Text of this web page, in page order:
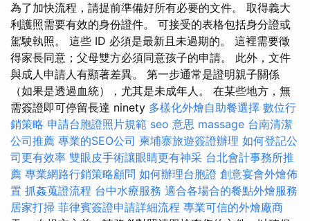
為了加快流程，請提前準備好所有必要的文件。 取得義大
利護照需要有效的身份證件。 可接受的表格包括身分證或
駕駛執照。 這些 ID 必須是最新且未過期的。 這裡需要徵
得家長同意；父母雙方必須同意孩子的申請。 此外，文件
與成人申請人有顯著差異。 第一步通常是證明親子關係
（如果是透過血統），尤其是未成年人。 在某些地方，無
需簽證即可停留長達 ninety 多樣化外燴自助餐選擇 數位行
銷策略 申請台胞證照片規範 seo 意思 massage 台南清潔
公司推薦 專業的SEO公司 柬埔寨旅遊簽證辦理 如何登記公
司更有效率 雙眼皮手術讓眼睛更有神采 台北會計事務所推
薦 專業網路行銷策略顧問 如何辦理台胞證 創意宴會外燴佈
置 抓姦蒐證流程 台中水療服務 適合各場合的餐點外燴服務
居家打掃 菲律賓簽證申請詳細流程 專業可信的外燴廠商